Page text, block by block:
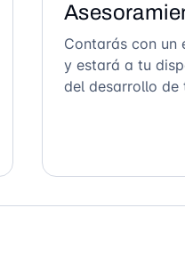
Contarás con un
y estará a tu
del desarrollo de